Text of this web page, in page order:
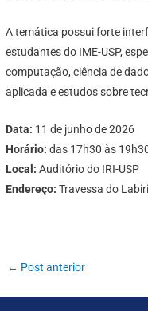
A temática possui forte
estudantes do IME-USP,
computação, ciência de
aplicada e estudos sobre
Data: 11 de junho de 2026
Horário: das 17h30 às
Local: Auditório do IRI-USP
Endereço: Travessa do
← Post anterior